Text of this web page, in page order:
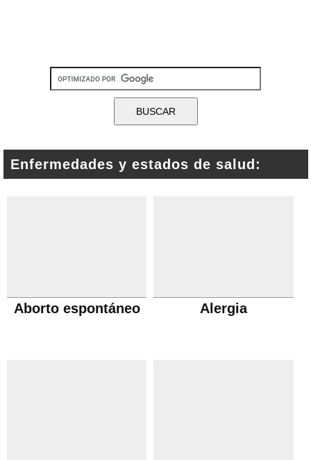
Enfermedades y estados de salud:
Aborto espontáneo Alergia